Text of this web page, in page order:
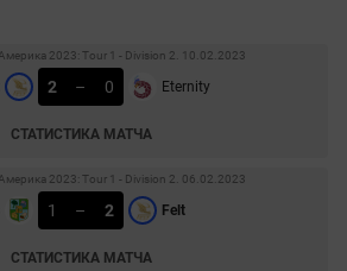
2023: Tour 1 - Division 2. 10.02.2023
2 – 0 Eternity
СТАТИСТИКА МАТЧА
2023: Tour 1 - Division 2. 06.02.2023
1 – 2 Felt
СТАТИСТИКА МАТЧА